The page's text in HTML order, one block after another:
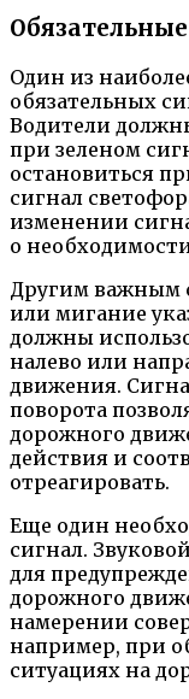
Один из
обязательных
Водители
при зеленом
остановиться
сигнал
изменении
о
Другим важным
или мигание
должны
налево или
движения.
поворота
дорожного
действия и
отреагировать.
Еще один
сигнал.
для
дорожного
намерении
например, при
ситуациях на